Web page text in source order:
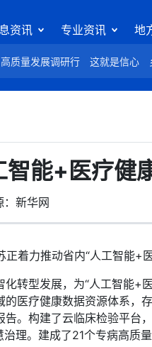
资讯 专业资讯 地
高质量发展调研行 这就是信心
能+医疗健
：新华网
力推动省内“人工智能+医
型发展，为“人工智能+
医疗健康数据资源体系，
。构建了云临床检验平台
理。建成了21个专病高质